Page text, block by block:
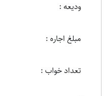
ودیعه :
مبلغ اجاره :
تعداد خواب :